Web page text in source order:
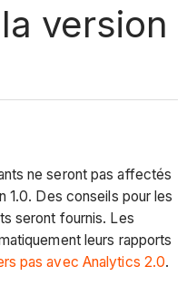
version
ne seront pas affectés
1.0. Des conseils pour les
seront fournis. Les
leurs rapports
pas avec Analytics 2.0.